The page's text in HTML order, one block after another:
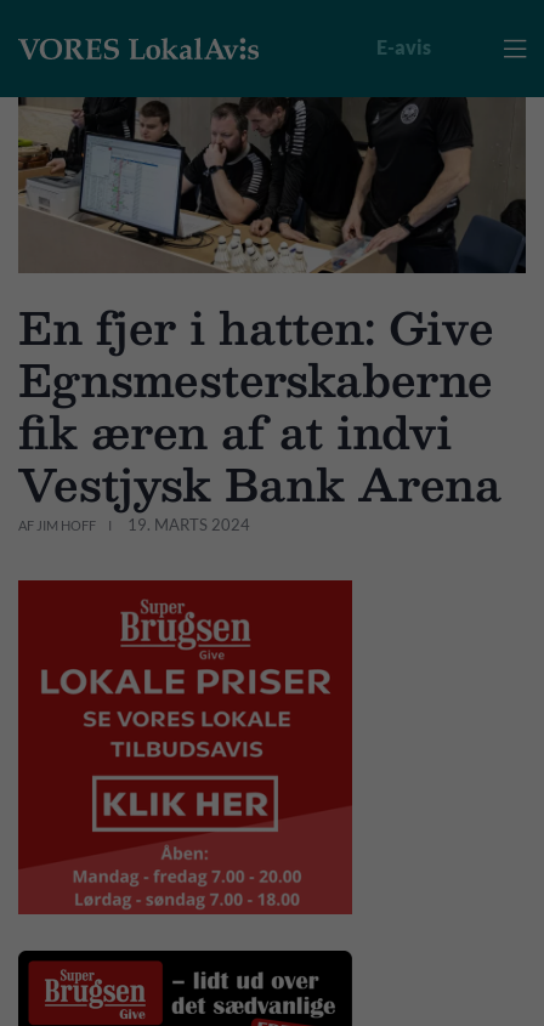

E-avis
En fjer i hatten: Give
Egnsmesterskaberne
fik æren af at indvi
Vestjysk Bank Arena
AF JIM HOFF 19. MARTS 2024